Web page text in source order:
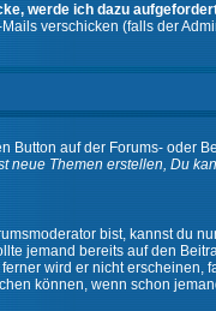
werde ich dazu
verschicken (falls der
Button auf der Forums- oder
neue Themen erstellen, Du
bist, kannst du
jemand bereits auf den
wird er nicht
können, wenn schon